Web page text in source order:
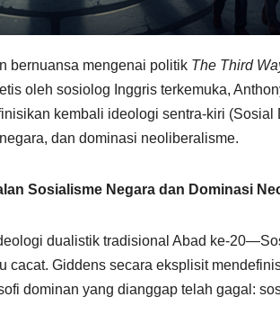
bernuansa mengenai politik The Third
oleh sosiolog Inggris terkemuka,
kembali ideologi sentra-kiri (Sosial
dan dominasi neoliberalisme.
Sosialisme Negara dan Dominasi
dualistik tradisional Abad ke-
Giddens secara eksplisit
dominan yang dianggap telah gagal: